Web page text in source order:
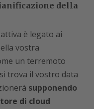
della
è legato ai
vostra
un terremoto
trova il vostro data
supponendo
di cloud